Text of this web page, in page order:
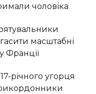
чоловіка
масштабні
Франції
річного угорця